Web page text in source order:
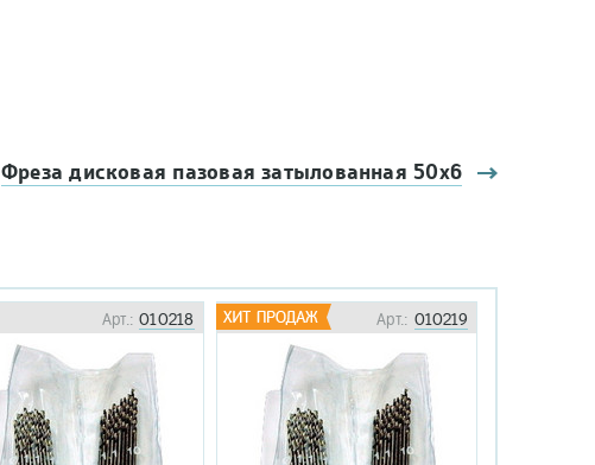
Фреза дисковая пазовая затылованная 50х6
Арт.:010218 Арт.: 010219